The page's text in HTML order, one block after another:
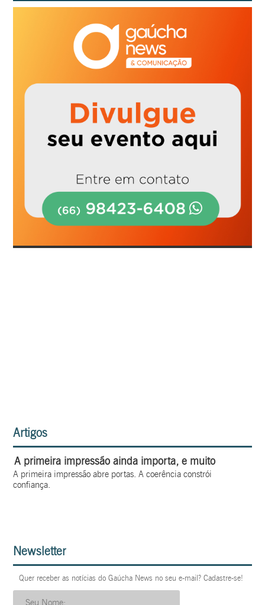
Artigos
A primeira impressão ainda importa, e muito
A primeira impressão abre portas. A coerência constrói
confiança.
Newsletter
Quer receber as notícias do Gaúcha News no seu e-mail? Cadastre-se!